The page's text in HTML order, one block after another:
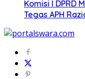
Komisi I DPRD
Tegas APH